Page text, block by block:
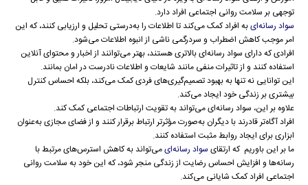
توجهی بر سلامت روانی اجتماعی افراد دارد.
سواد رسانه‌ایبه افراد کمک می‌کند تا اطلاعات را به‌درستی تحلیل و ارزیابی کنند، که این
امر موجب کاهش اضطراب و سردرگمی ناشی از انبوه اطلاعات می‌شود.
افرادی که دارای سواد رسانه‌ای بالاتری هستند، بهتر می‌توانند از اخبار و محتوای آنلاین
استفاده کنند و از تاثیرات منفی مانند شایعات و اطلاعات نادرست در امان بمانند.
این توانایی نه تنها به بهبود تصمیم‌گیری‌های فردی کمک می‌کند، بلکه احساس کنترل
بیشتری بر زندگی خود ایجاد می‌کند.
علاوه بر این، سواد رسانه‌ای می‌تواند به تقویت ارتباطات اجتماعی کمک کند.
افراد آگاه‌تر قادرند با دیگران به‌صورت مؤثرتر ارتباط برقرار کنند و از فضای مجازی به‌عنوان
ابزاری برای ایجاد روابط مثبت استفاده کنند.
ما بر این باوریم که ارتقای سواد رسانه‌ایمی‌تواند به کاهش استرس‌های مرتبط با
رسانه‌ها و افزایش احساس رضایت از زندگی منجر شود، که این خود به سلامت روانی
اجتماعی افراد کمک شایانی می‌کند.